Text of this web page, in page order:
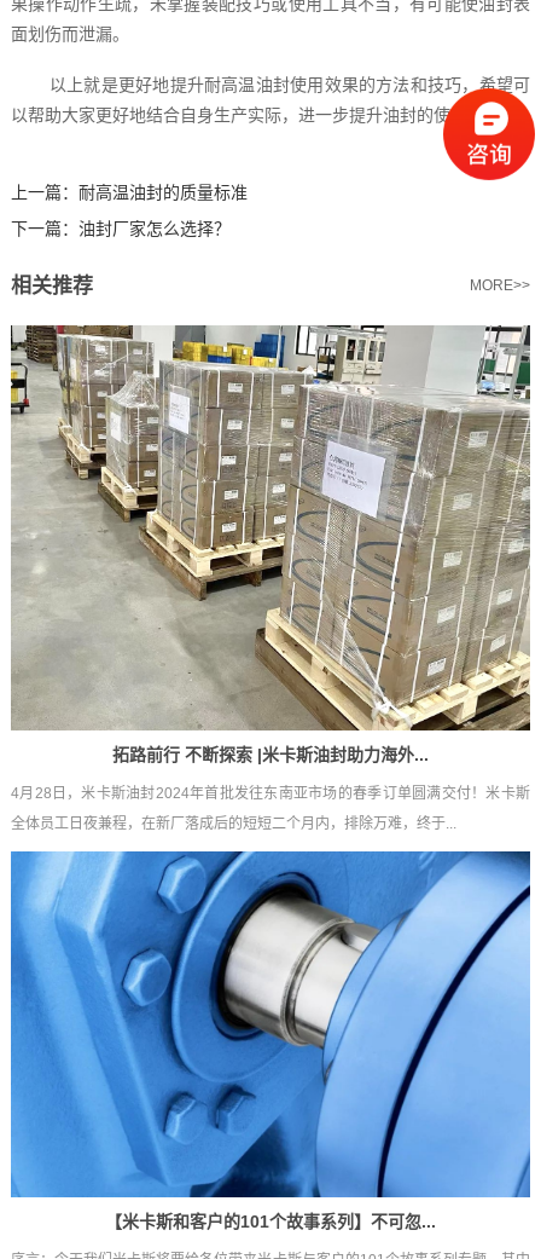
果操作动作生疏，未掌握装配技巧或使用工具不当，有可能使油封表
面划伤而泄漏。
以上就是更好地提升耐高温油封使用效果的方法和技巧，希望可
以帮助大家更好地结合自身生产实际，进一步提升油封的使用效果。
上一篇： 耐高温油封的质量标准
下一篇： 油封厂家怎么选择？
相关推荐 MORE>>
拓路前行 不断探索 |米卡斯油封助力海外...
4月28日，米卡斯油封2024年首批发往东南亚市场的春季订单圆满交付！米卡斯
全体员工日夜兼程，在新厂落成后的短短二个月内，排除万难，终于...
【米卡斯和客户的101个故事系列】不可忽...